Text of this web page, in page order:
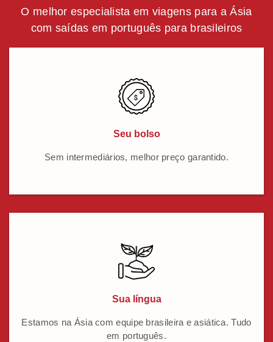
O melhor especialista em viagens para a Ásia
com saídas em português para brasileiros
Seu bolso
Sem intermediários, melhor preço garantido.
Sua língua
Estamos na Ásia com equipe brasileira e asiática. Tudo
em português.